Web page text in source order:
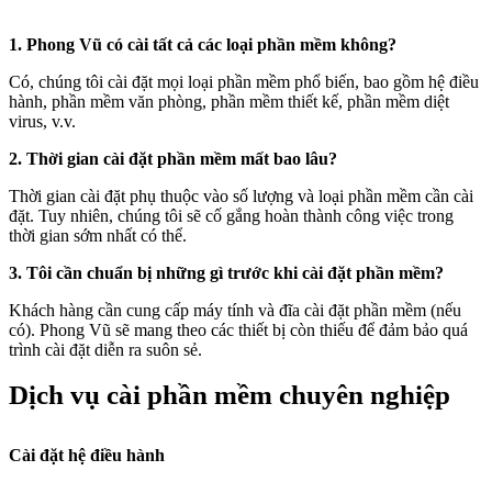
1. Phong Vũ có cài tất cả các loại phần mềm không?
Có, chúng tôi cài đặt mọi loại phần mềm phổ biến, bao gồm hệ điều
hành, phần mềm văn phòng, phần mềm thiết kế, phần mềm diệt
virus, v.v.
2. Thời gian cài đặt phần mềm mất bao lâu?
Thời gian cài đặt phụ thuộc vào số lượng và loại phần mềm cần cài
đặt. Tuy nhiên, chúng tôi sẽ cố gắng hoàn thành công việc trong
thời gian sớm nhất có thể.
3. Tôi cần chuẩn bị những gì trước khi cài đặt phần mềm?
Khách hàng cần cung cấp máy tính và đĩa cài đặt phần mềm (nếu
có). Phong Vũ sẽ mang theo các thiết bị còn thiếu để đảm bảo quá
trình cài đặt diễn ra suôn sẻ.
Dịch vụ cài phần mềm chuyên nghiệp
Cài đặt hệ điều hành